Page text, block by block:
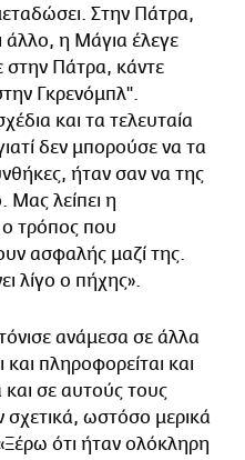
Στην Πάτρα,
η Μάγια έλεγε
στην Πάτρα, κάντε
Γκρενόμπλ".
και τα τελευταία
δεν μπορούσε να τα
ήταν σαν να της
Μας λείπει η
ο τρόπος που
ασφαλής μαζί της.
λίγο ο πήχης».
ανάμεσα σε άλλα
πληροφορείται και
και σε αυτούς τους
σχετικά, ωστόσο μερικά
ότι ήταν ολόκληρη